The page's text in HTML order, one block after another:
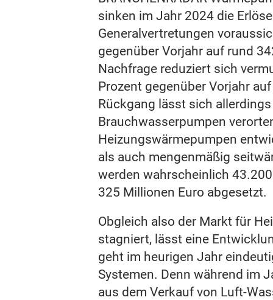
sinken im Jahr 2024 die
Generalvertretungen
gegenüber Vorjahr auf rund
Nachfrage reduziert sich
Prozent gegenüber Vorjahr
Rückgang lässt sich allerdings
Brauchwasserpumpen
Heizungswärmepumpen
als auch mengenmäßig
werden wahrscheinlich
325 Millionen Euro abgesetzt.
Obgleich also der Markt für
stagniert, lässt eine
geht im heurigen Jahr
Systemen. Denn während im
aus dem Verkauf von Luft-